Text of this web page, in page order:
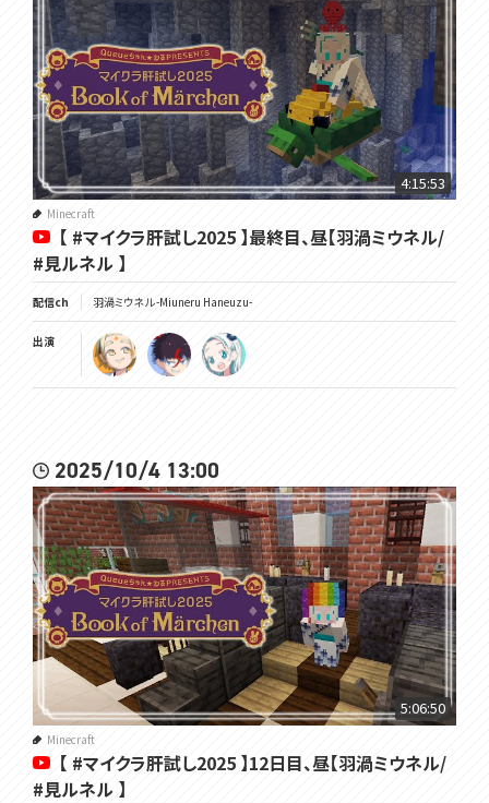
4:15:53
Minecraft
【 #マイクラ肝試し2025 】最終目、昼【羽渦ミウネル/
#見ルネル 】
配信ch 羽渦ミウネル -Miuneru Haneuzu-
出演
2025/10/4 13:00
5:06:50
Minecraft
【 #マイクラ肝試し2025 】12日目、昼【羽渦ミウネル/
#見ルネル 】